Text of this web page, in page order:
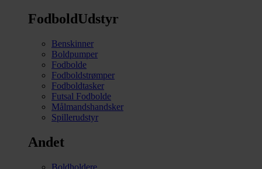
FodboldUdstyr
Benskinner
Boldpumper
Fodbolde
Fodboldstrømper
Fodboldtasker
Futsal Fodbolde
Målmandshandsker
Spillerudstyr
Andet
Boldholdere